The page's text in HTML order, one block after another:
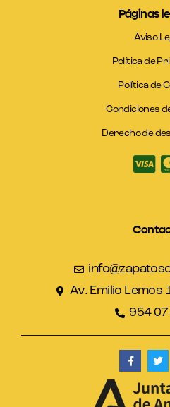
Páginas
Aviso
Política de
Política de
Condiciones
Derecho de
Av. Emilio Lemos
954